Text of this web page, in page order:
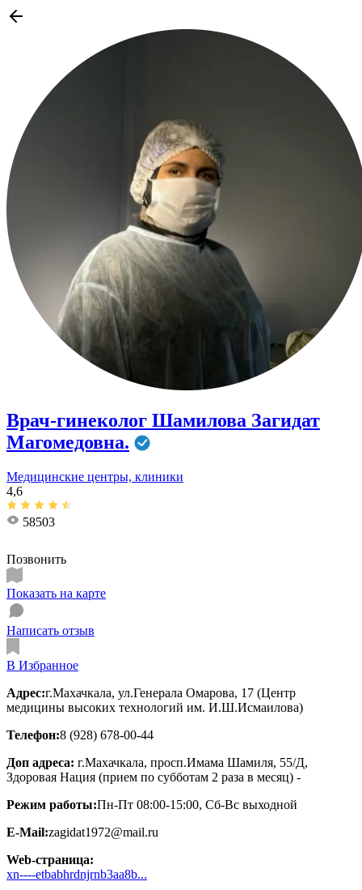
Врач-гинеколог Шамилова Загидат
Магомедовна.
Медицинские центры, клиники
4,6
58503
Позвонить
Показать на карте
Написать отзыв
В Избранное
Адрес:г.Махачкала, ул.Генерала Омарова, 17 (Центр
медицины высоких технологий им. И.Ш.Исмаилова)
Телефон:8 (928) 678-00-44
Доп адреса: г.Махачкала, просп.Имама Шамиля, 55/Д,
Здоровая Нация (прием по субботам 2 раза в месяц) -
Режим работы:Пн-Пт 08:00-15:00, Сб-Вс выходной
E-Mail:zagidat1972@mail.ru
Web-страница:
xn----etbabhrdnjrnb3aa8b...